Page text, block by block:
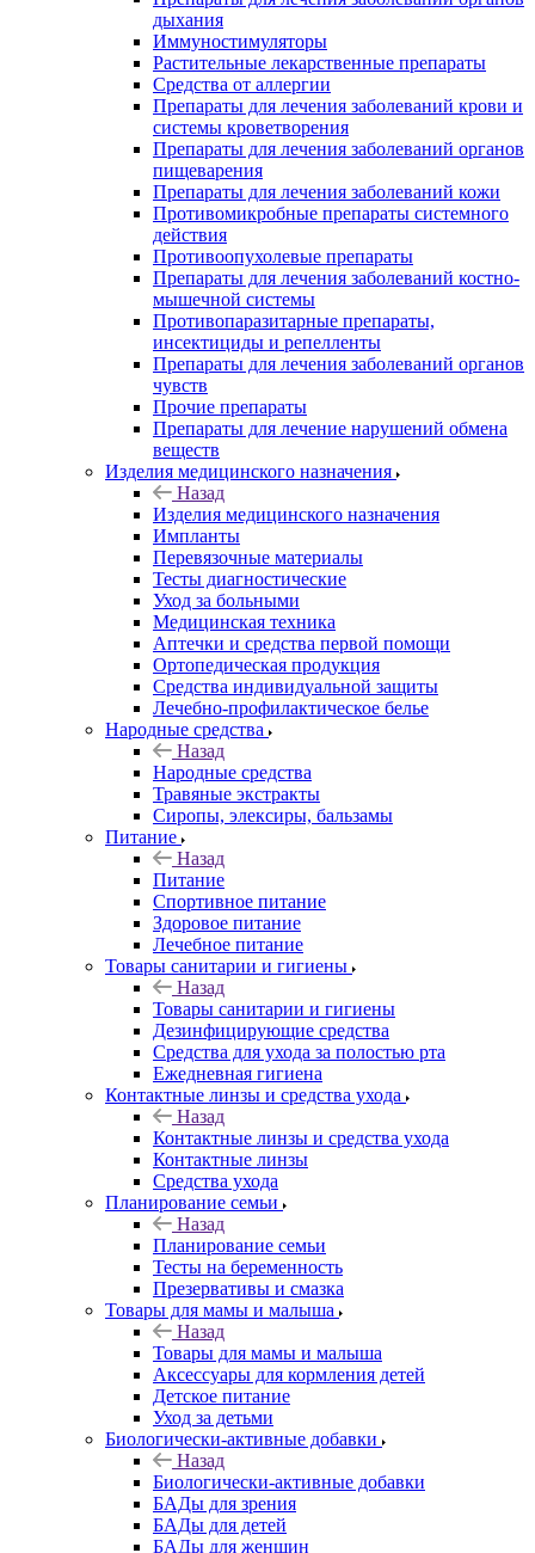
дыхания
Иммуностимуляторы
Растительные лекарственные препараты
Средства от аллергии
Препараты для лечения заболеваний крови и
системы кроветворения
Препараты для лечения заболеваний органов
пищеварения
Препараты для лечения заболеваний кожи
Противомикробные препараты системного
действия
Противоопухолевые препараты
Препараты для лечения заболеваний костно-
мышечной системы
Противопаразитарные препараты,
инсектициды и репелленты
Препараты для лечения заболеваний органов
чувств
Прочие препараты
Препараты для лечение нарушений обмена
веществ
Изделия медицинского назначения
Назад
Изделия медицинского назначения
Импланты
Перевязочные материалы
Тесты диагностические
Уход за больными
Медицинская техника
Аптечки и средства первой помощи
Ортопедическая продукция
Средства индивидуальной защиты
Лечебно-профилактическое белье
Народные средства
Назад
Народные средства
Травяные экстракты
Сиропы, элексиры, бальзамы
Питание
Назад
Питание
Спортивное питание
Здоровое питание
Лечебное питание
Товары санитарии и гигиены
Назад
Товары санитарии и гигиены
Дезинфицирующие средства
Средства для ухода за полостью рта
Ежедневная гигиена
Контактные линзы и средства ухода
Назад
Контактные линзы и средства ухода
Контактные линзы
Средства ухода
Планирование семьи
Назад
Планирование семьи
Тесты на беременность
Презервативы и смазка
Товары для мамы и малыша
Назад
Товары для мамы и малыша
Аксессуары для кормления детей
Детское питание
Уход за детьми
Биологически-активные добавки
Назад
Биологически-активные добавки
БАДы для зрения
БАДы для детей
БАДы для женщин